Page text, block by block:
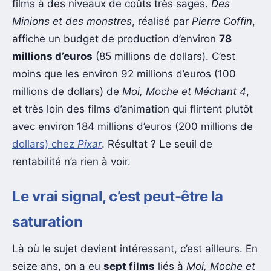
films à des niveaux de coûts très sages. Des
Minions et des monstres, réalisé par Pierre Coffin,
affiche un budget de production d’environ 78
millions d’euros (85 millions de dollars). C’est
moins que les environ 92 millions d’euros (100
millions de dollars) de Moi, Moche et Méchant 4,
et très loin des films d’animation qui flirtent plutôt
avec environ 184 millions d’euros (200 millions de
dollars) chez Pixar. Résultat ? Le seuil de
rentabilité n’a rien à voir.
Le vrai signal, c’est peut-être la
saturation
Là où le sujet devient intéressant, c’est ailleurs. En
seize ans, on a eu sept films liés à Moi, Moche et